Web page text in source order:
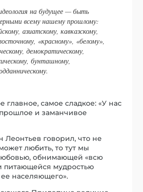
на будущее — быть
всему нашему прошлому:
азиатскому, кавказскому,
«красному», «белому»,
демократическому,
бунташному,
главное, самое сладкое: «У нас
и заманчивое
Леонтьев говорил, что не
любить, то тут мы
обнимающей «всю
питающейся мудростью
ее населяющего».